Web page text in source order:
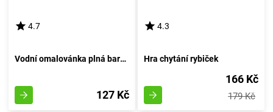
4.7
Vodní omalovánka plná barev - Víla motýlů
127 Kč
4.3
Hra chytání rybiček
166 Kč
179 Kč